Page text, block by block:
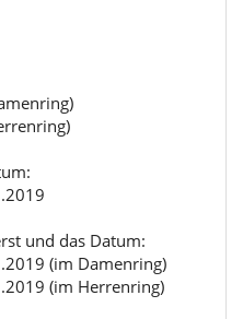
und das Datum:
(im Damenring)
(im Herrenring)